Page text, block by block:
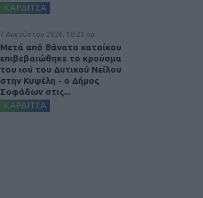
ΚΑΡΔΙΤΣΑ
7 Αυγούστου 2026, 10:21 πμ
Μετά από θάνατο κατοίκου
επιβεβαιώθηκε το κρούσμα
του ιού του Δυτικού Νείλου
στην Κυψέλη - ο Δήμος
Σοφάδων στις...
ΚΑΡΔΙΤΣΑ